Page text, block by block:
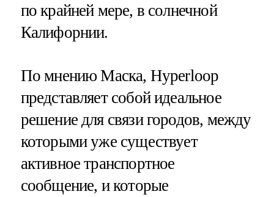
по крайней мере, в солнечной
Калифорнии.
По мнению Маска, Hyperloop
представляет собой идеальное
решение для связи городов, между
которыми уже существует
активное транспортное
сообщение, и которые